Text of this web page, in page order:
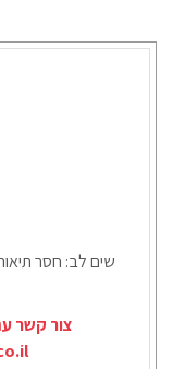
שים לב: חסר
צור קשר